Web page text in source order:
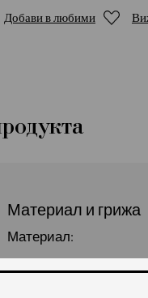
Добави в любими
Материал и грижа
Материал: